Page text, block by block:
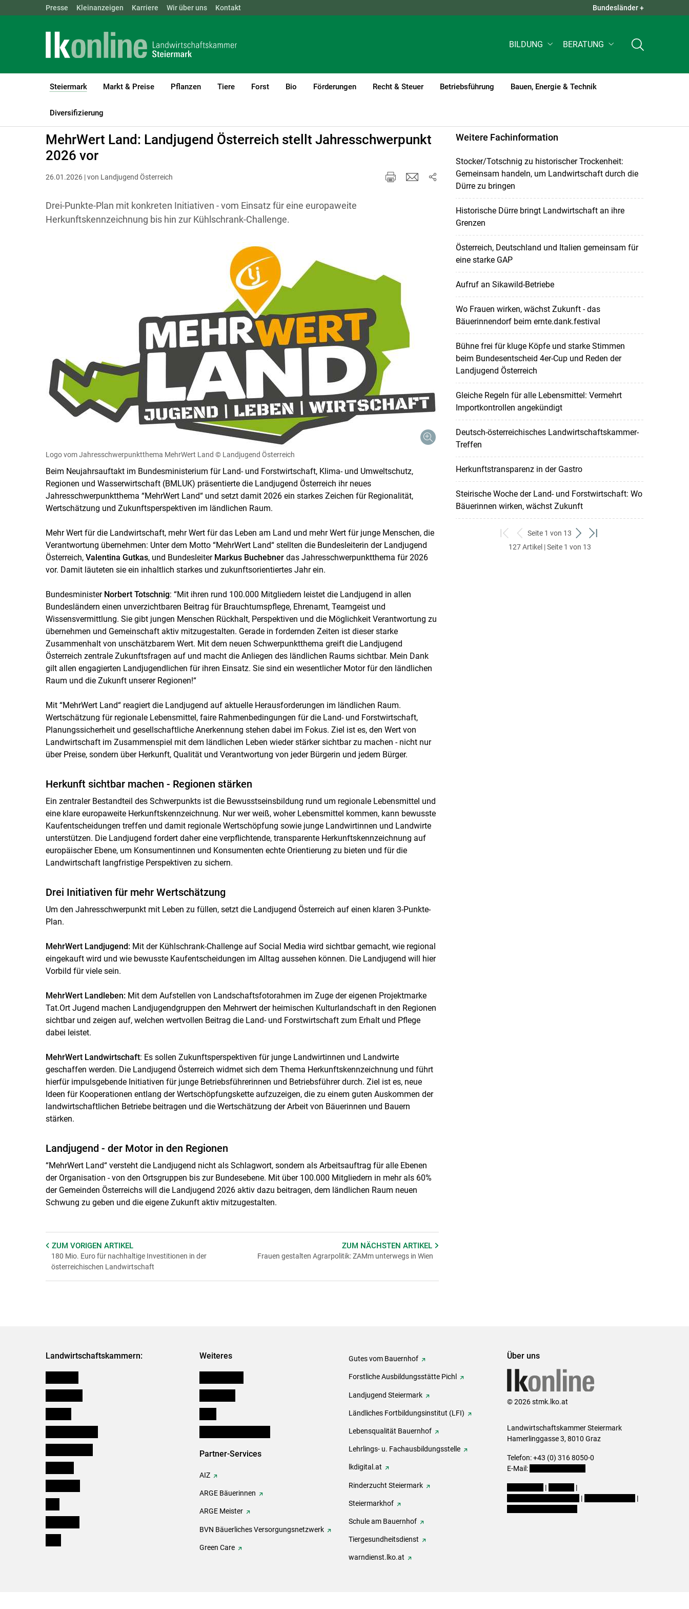
Landwirtschaftskammern: ÖSTERREICH BGLD KTN NÖ QUICK LINKS +
Presse Kleinanzeigen Karriere Wir über uns Kontakt Bundesländer +
BILDUNG BERATUNG
Steiermark
(current)1
Markt & Preise Pflanzen Tiere Forst Bio Förderungen Recht & Steuer Betriebsführung Bauen, Energie & Technik
Diversifizierung
LK Steiermark Steiermark
MehrWert Land: Landjugend Österreich stellt Jahresschwerpunkt
2026 vor
26.01.2026 | von Landjugend Österreich
Drei-Punkte-Plan mit konkreten Initiativen - vom Einsatz für eine europaweite
Herkunftskennzeichnung bis hin zur Kühlschrank-Challenge.
Logo vom Jahresschwerpunktthema MehrWert Land © Landjugend Österreich
Beim Neujahrsauftakt im Bundesministerium für Land- und Forstwirtschaft, Klima- und Umweltschutz,
Regionen und Wasserwirtschaft (BMLUK) präsentierte die Landjugend Österreich ihr neues
Jahresschwerpunktthema “MehrWert Land“ und setzt damit 2026 ein starkes Zeichen für Regionalität,
Wertschätzung und Zukunftsperspektiven im ländlichen Raum.
Mehr Wert für die Landwirtschaft, mehr Wert für das Leben am Land und mehr Wert für junge Menschen, die
Verantwortung übernehmen: Unter dem Motto “MehrWert Land“ stellten die Bundesleiterin der Landjugend
Österreich, Valentina Gutkas, und Bundesleiter Markus Buchebnerdas Jahresschwerpunktthema für 2026
vor. Damit läuteten sie ein inhaltlich starkes und zukunftsorientiertes Jahr ein.
Bundesminister Norbert Totschnig: “Mit ihren rund 100.000 Mitgliedern leistet die Landjugend in allen
Bundesländern einen unverzichtbaren Beitrag für Brauchtumspflege, Ehrenamt, Teamgeist und
Wissensvermittlung. Sie gibt jungen Menschen Rückhalt, Perspektiven und die Möglichkeit Verantwortung zu
übernehmen und Gemeinschaft aktiv mitzugestalten. Gerade in fordernden Zeiten ist dieser starke
Zusammenhalt von unschätzbarem Wert. Mit dem neuen Schwerpunktthema greift die Landjugend
Österreich zentrale Zukunftsfragen auf und macht die Anliegen des ländlichen Raums sichtbar. Mein Dank
gilt allen engagierten Landjugendlichen für ihren Einsatz. Sie sind ein wesentlicher Motor für den ländlichen
Raum und die Zukunft unserer Regionen!“
Mit “MehrWert Land“ reagiert die Landjugend auf aktuelle Herausforderungen im ländlichen Raum.
Wertschätzung für regionale Lebensmittel, faire Rahmenbedingungen für die Land- und Forstwirtschaft,
Planungssicherheit und gesellschaftliche Anerkennung stehen dabei im Fokus. Ziel ist es, den Wert von
Landwirtschaft im Zusammenspiel mit dem ländlichen Leben wieder stärker sichtbar zu machen - nicht nur
über Preise, sondern über Herkunft, Qualität und Verantwortung von jeder Bürgerin und jedem Bürger.
Herkunft sichtbar machen - Regionen stärken
Ein zentraler Bestandteil des Schwerpunkts ist die Bewusstseinsbildung rund um regionale Lebensmittel und
eine klare europaweite Herkunftskennzeichnung. Nur wer weiß, woher Lebensmittel kommen, kann bewusste
Kaufentscheidungen treffen und damit regionale Wertschöpfung sowie junge Landwirtinnen und Landwirte
unterstützen. Die Landjugend fordert daher eine verpflichtende, transparente Herkunftskennzeichnung auf
europäischer Ebene, um Konsumentinnen und Konsumenten echte Orientierung zu bieten und für die
Landwirtschaft langfristige Perspektiven zu sichern.
Drei Initiativen für mehr Wertschätzung
Um den Jahresschwerpunkt mit Leben zu füllen, setzt die Landjugend Österreich auf einen klaren 3-Punkte-
Plan.
MehrWert Landjugend:Mit der Kühlschrank-Challenge auf Social Media wird sichtbar gemacht, wie regional
eingekauft wird und wie bewusste Kaufentscheidungen im Alltag aussehen können. Die Landjugend will hier
Vorbild für viele sein.
MehrWert Landleben:Mit dem Aufstellen von Landschaftsfotorahmen im Zuge der eigenen Projektmarke
Tat.Ort Jugend machen Landjugendgruppen den Mehrwert der heimischen Kulturlandschaft in den Regionen
sichtbar und zeigen auf, welchen wertvollen Beitrag die Land- und Forstwirtschaft zum Erhalt und Pflege
dabei leistet.
MehrWert Landwirtschaft: Es sollen Zukunftsperspektiven für junge Landwirtinnen und Landwirte
geschaffen werden. Die Landjugend Österreich widmet sich dem Thema Herkunftskennzeichnung und führt
hierfür impulsgebende Initiativen für junge Betriebsführerinnen und Betriebsführer durch. Ziel ist es, neue
Ideen für Kooperationen entlang der Wertschöpfungskette aufzuzeigen, die zu einem guten Auskommen der
landwirtschaftlichen Betriebe beitragen und die Wertschätzung der Arbeit von Bäuerinnen und Bauern
stärken.
Landjugend - der Motor in den Regionen
“MehrWert Land“ versteht die Landjugend nicht als Schlagwort, sondern als Arbeitsauftrag für alle Ebenen
der Organisation - von den Ortsgruppen bis zur Bundesebene. Mit über 100.000 Mitgliedern in mehr als 60%
der Gemeinden Österreichs will die Landjugend 2026 aktiv dazu beitragen, dem ländlichen Raum neuen
Schwung zu geben und die eigene Zukunft aktiv mitzugestalten.
ZUM VORIGEN ARTIKEL
180 Mio. Euro für nachhaltige Investitionen in der
österreichischen Landwirtschaft
ZUM NÄCHSTENARTIKEL
Frauen gestalten Agrarpolitik: ZAMm unterwegs in Wien
Weitere Fachinformation
Stocker/Totschnig zu historischer Trockenheit:
Gemeinsam handeln, um Landwirtschaft durch die
Dürre zu bringen
Historische Dürre bringt Landwirtschaft an ihre
Grenzen
Österreich, Deutschland und Italien gemeinsam für
eine starke GAP
Aufruf an Sikawild-Betriebe
Wo Frauen wirken, wächst Zukunft - das
Bäuerinnendorf beim ernte.dank.festival
Bühne frei für kluge Köpfe und starke Stimmen
beim Bundesentscheid 4er-Cup und Reden der
Landjugend Österreich
Gleiche Regeln für alle Lebensmittel: Vermehrt
Importkontrollen angekündigt
Deutsch-österreichisches Landwirtschaftskammer-
Treffen
Herkunftstransparenz in der Gastro
Steirische Woche der Land- und Forstwirtschaft: Wo
Bäuerinnen wirken, wächst Zukunft
zum
ersten
zurück
zum
Seite 1 von 13
weiter
zum
zum
127 Artikel | Seite 1 von 13
Landwirtschaftskammern: Weiteres
Partner-Services
AIZ
ARGE Bäuerinnen
ARGE Meister
BVN Bäuerliches Versorgungsnetzwerk
Green Care
Gutes vom Bauernhof
Forstliche Ausbildungsstätte Pichl
Landjugend Steiermark
Ländliches Fortbildungsinstitut (LFI)
Lebensqualität Bauernhof
Lehrlings- u. Fachausbildungsstelle
lkdigital.at
Rinderzucht Steiermark
Steiermarkhof
Schule am Bauernhof
Tiergesundheitsdienst
warndienst.lko.at
Über uns
© 2026 stmk.lko.at
Landwirtschaftskammer Steiermark
Hamerlinggasse 3, 8010 Graz
Telefon: +43 (0) 316 8050-0
E-Mail:
|
|
|
|